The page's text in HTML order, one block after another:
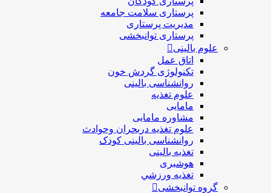
پرستاری سلامت جامعه
مدیریت پرستاری
پرستاری توانبخشی
علوم بالینی
اتاق عمل
تکنولوژی گردش خون
روانشناسی بالینی
علوم تغذیه
مامایی
مشاوره مامایی
علوم تغذیه دربحران وحوادث
روانشناسی بالینی کودک
تغذیه بالینی
هوشبری
تغذيه ورزشي
گروه توانبخشی